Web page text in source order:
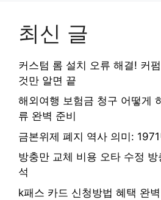
최신 글
커스텀 롬 설치 오류 해결! 커
것만 알면 끝
해외여행 보험금 청구 어떻게
류 완벽 준비
금본위제 폐지 역사 의미:
방충만 교체 비용 오타 수정
석
k패스 카드 신청방법 혜택 완